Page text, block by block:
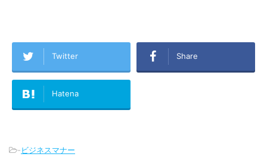
Twitter Share
Hatena
-ビジネスマナー